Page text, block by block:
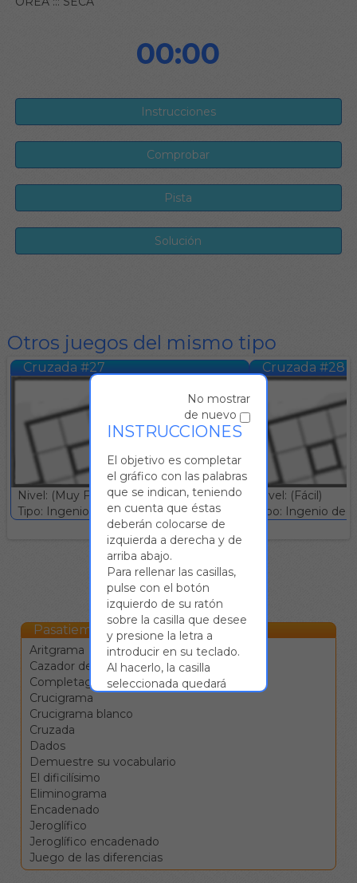
00:00
Otros juegos del mismo tipo
Cruzada #27
Nivel: (Muy Fácil)
Tipo: Ingenio deductivo :: Gratuito
Cruzada #28
Nivel: (Fácil)
Tipo: Ingenio
Pasatiempos Online
Aritgrama
Cazador de estrellas
Completagrama
Crucigrama
Crucigrama blanco
Cruzada
Dados
Demuestre su vocabulario
El dificilísimo
Eliminograma
Encadenado
Jeroglífico
Jeroglífico encadenado
Juego de las diferencias
No mostrar
de nuevo
INSTRUCCIONES
El objetivo es completar
el gráfico con las palabras
que se indican, teniendo
en cuenta que éstas
deberán colocarse de
izquierda a derecha y de
arriba abajo.
Para rellenar las casillas,
pulse con el botón
izquierdo de su ratón
sobre la casilla que desee
y presione la letra a
introducir en su teclado.
Al hacerlo, la casilla
seleccionada quedará
se seleccionará la
de la palabra sin
entre las celdas en las
cuatro direcciones.
El tabulador |→ sirve